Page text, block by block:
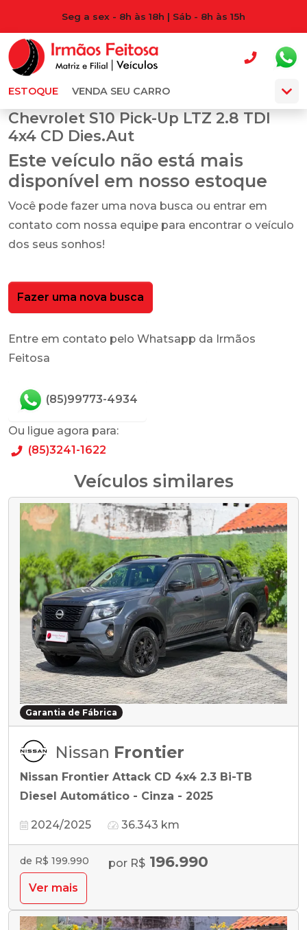
Seg a sex - 8h às 18h | Sáb - 8h às 15h
ESTOQUE VENDA SEU CARRO
Chevrolet S10 Pick-Up LTZ 2.8 TDI
4x4 CD Dies.Aut
Este veículo não está mais
disponível em nosso estoque
Você pode fazer uma nova busca ou entrar em
contato com nossa equipe para encontrar o veículo
dos seus sonhos!
Fazer uma nova busca
Entre em contato pelo Whatsapp da Irmãos
Feitosa
(85)99773-4934
Ou ligue agora para:
(85)3241-1622
Veículos similares
Garantia de Fábrica
Nissan Frontier
Nissan Frontier Attack CD 4x4 2.3 Bi-TB
Diesel Automático - Cinza - 2025
2024/2025 36.343 km
de R$ 199.990 por R$ 196.990
Ver mais